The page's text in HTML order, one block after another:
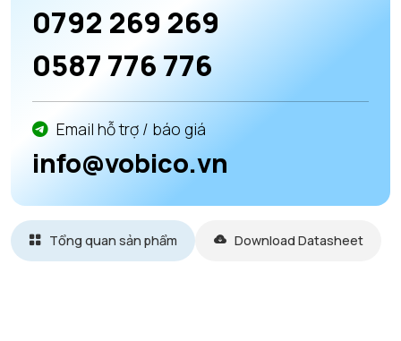
0792 269 269
0587 776 776
Email hỗ trợ / báo giá
info@vobico.vn
Tổng quan sản phẩm Download Datasheet